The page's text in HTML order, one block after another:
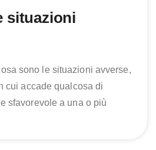
situazioni
sono le situazioni avverse,
cui accade qualcosa di
sfavorevole a una o più